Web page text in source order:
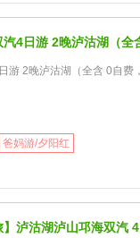
4日游 2晚泸沽湖（全
游 2晚泸沽湖（全含 0自费
爸妈游/夕阳红
】泸沽湖泸山邛海双汽